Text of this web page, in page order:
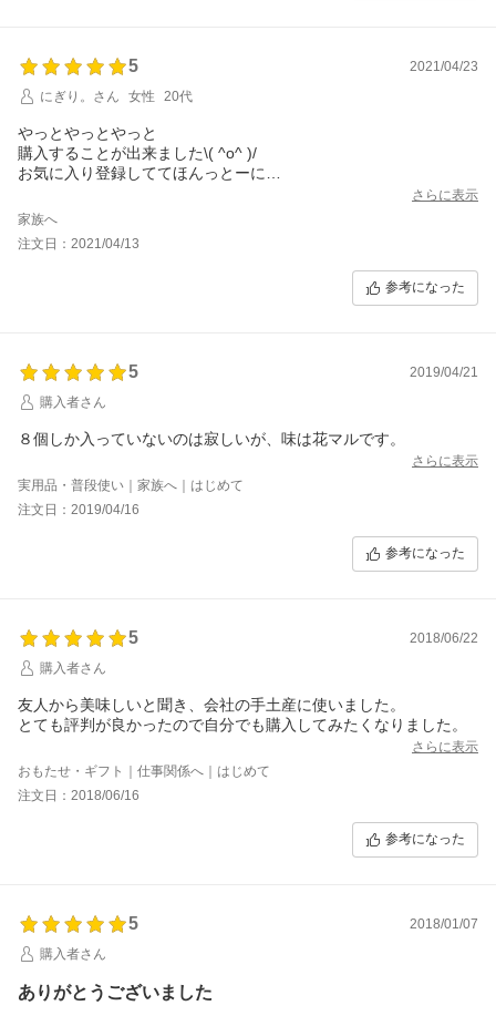
5
2021/04/23
にぎり。さん
女性 20代
やっとやっとやっと
購入することが出来ました\( ^o^ )/
お気に入り登録しててほんっとーに
入荷のお知らせがきたとき
柔らかく程よい甘さ
さらに表示
家族へ
注文日：2021/04/13
参考になった
5
2019/04/21
購入者さん
８個しか入っていないのは寂しいが、味は花マルです。
さらに表示
実用品・普段使い｜家族へ｜はじめて
注文日：2019/04/16
参考になった
5
2018/06/22
購入者さん
友人から美味しいと聞き、会社の手土産に使いました。
とても評判が良かったので自分でも購入してみたくなりました。
さらに表示
おもたせ・ギフト｜仕事関係へ｜はじめて
注文日：2018/06/16
参考になった
5
2018/01/07
購入者さん
ありがとうございました